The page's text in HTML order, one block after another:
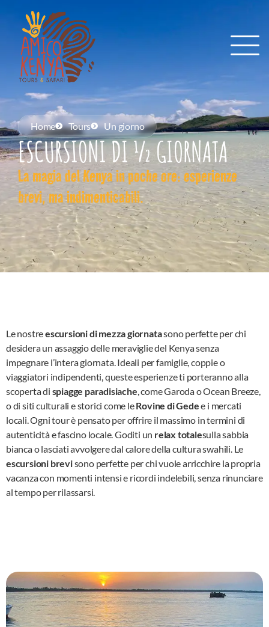
Home Tours Un giorno
ESCURSIONI DI ½ GIORNATA
La magia del Kenya in poche ore: esperienze
brevi, ma indimenticabili.
Le nostreescursioni di mezza giornatasono perfette per chi
desidera un assaggio delle meraviglie del Kenya senza
impegnare l’intera giornata. Ideali per famiglie, coppie o
viaggiatori indipendenti, queste esperienze ti porteranno alla
scoperta di spiagge paradisiache, come Garoda o Ocean Breeze,
o di siti culturali e storici come leRovine di Gedee i mercati
locali. Ogni tour è pensato per offrire il massimo in termini di
autenticità e fascino locale. Goditi un relax totalesulla sabbia
bianca o lasciati avvolgere dal calore della cultura swahili. Le
escursioni brevisono perfette per chi vuole arricchire la propria
vacanza con momenti intensi e ricordi indelebili, senza rinunciare
al tempo per rilassarsi.